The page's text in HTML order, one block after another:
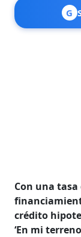
G
Con una tasa
crédito
‘En mi